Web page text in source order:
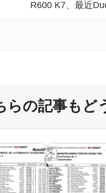
R600 K7、最近
らの記事もど